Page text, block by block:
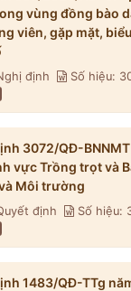
vùng đồng bào
viên, gặp mặt,
định Số hiệu:
3072/QĐ-
vực Trồng trọt và
Môi trường
định Số hiệu:
1483/QĐ-TTg